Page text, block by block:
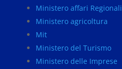
Ministero affari Regionali
Ministero agricoltura
Mit
Ministero del Turismo
Ministero delle Imprese